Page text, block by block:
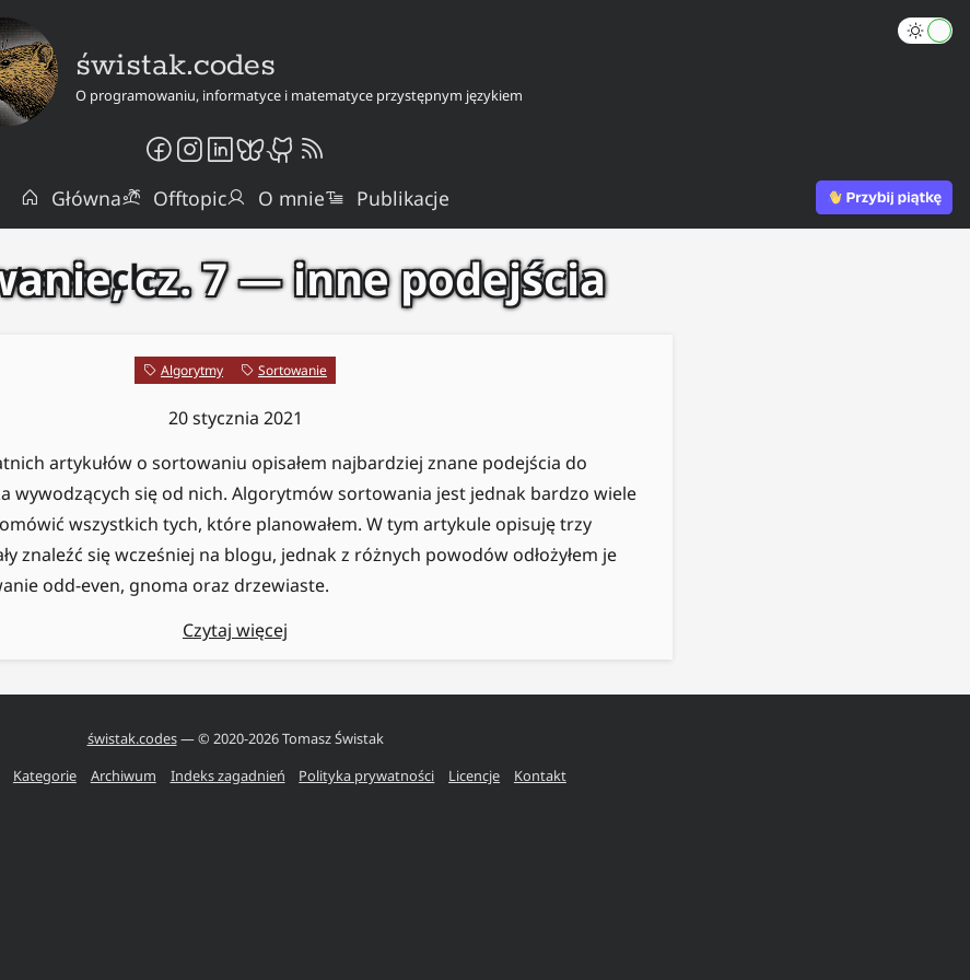
świstak.codes
O programowaniu, informatyce i matematyce przystępnym językiem
Główna Offtopic O mnie Publikacje
searchcz. 7 — inne podejścia
Algorytmy Sortowanie
20 stycznia 2021
artykułów o sortowaniu opisałem najbardziej znane podejścia do
wywodzących się od nich. Algorytmów sortowania jest jednak bardzo wiele
wszystkich tych, które planowałem. W tym artykule opisuję trzy
znaleźć się wcześniej na blogu, jednak z różnych powodów odłożyłem je
odd-even, gnoma oraz drzewiaste.
Czytaj więcej
świstak.codes— © 2020-2026Tomasz Świstak
Kategorie Archiwum Indeks zagadnień Polityka prywatności Licencje Kontakt